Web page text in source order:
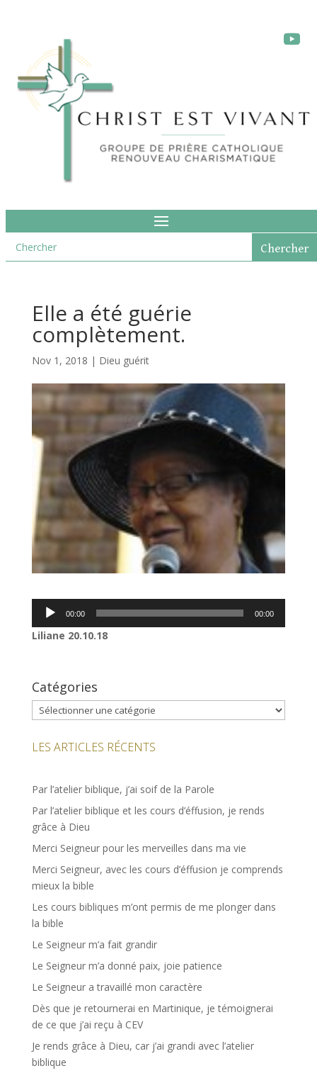
Elle a été guérie
complètement.
Nov 1, 2018 | Dieu guérit
Lecteur
00:00 00:00
Liliane 20.10.18
Catégories
Catégories
LES ARTICLES RÉCENTS
Par l’atelier biblique, j’ai soif de la Parole
Par l’atelier biblique et les cours d’éffusion, je rends
grâce à Dieu
Merci Seigneur pour les merveilles dans ma vie
Merci Seigneur, avec les cours d’éffusion je comprends
mieux la bible
Les cours bibliques m’ont permis de me plonger dans
la bible
Le Seigneur m’a fait grandir
Le Seigneur m’a donné paix, joie patience
Le Seigneur a travaillé mon caractère
Dès que je retournerai en Martinique, je témoignerai
de ce que j’ai reçu à CEV
Je rends grâce à Dieu, car j’ai grandi avec l’atelier
biblique